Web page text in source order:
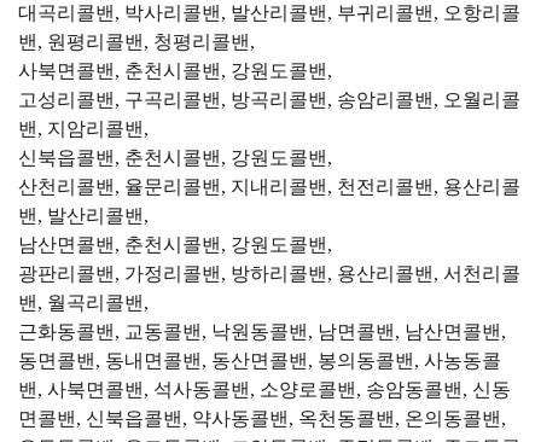
대곡리콜밴, 박사리콜밴, 발산리콜밴, 부귀리콜밴, 오항리콜
밴, 원평리콜밴, 청평리콜밴,
사북면콜밴, 춘천시콜밴, 강원도콜밴,
고성리콜밴, 구곡리콜밴, 방곡리콜밴, 송암리콜밴, 오월리콜
밴, 지암리콜밴,
신북읍콜밴, 춘천시콜밴, 강원도콜밴,
산천리콜밴, 율문리콜밴, 지내리콜밴, 천전리콜밴, 용산리콜
밴, 발산리콜밴,
남산면콜밴, 춘천시콜밴, 강원도콜밴,
광판리콜밴, 가정리콜밴, 방하리콜밴, 용산리콜밴, 서천리콜
밴, 월곡리콜밴,
근화동콜밴, 교동콜밴, 낙원동콜밴, 남면콜밴, 남산면콜밴,
동면콜밴, 동내면콜밴, 동산면콜밴, 봉의동콜밴, 사농동콜
밴, 사북면콜밴, 석사동콜밴, 소양로콜밴, 송암동콜밴, 신동
면콜밴, 신북읍콜밴, 약사동콜밴, 옥천동콜밴, 온의동콜밴,